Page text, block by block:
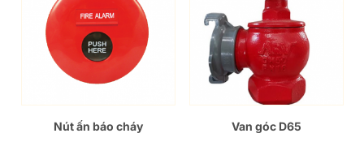
Nút ấn báo cháy Van góc D65